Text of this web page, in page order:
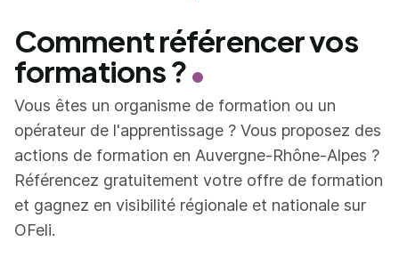
Comment référencer vos
formations ?
Vous êtes un organisme de formation ou un
opérateur de l'apprentissage ? Vous proposez des
actions de formation en Auvergne-Rhône-Alpes ?
Référencez gratuitement votre offre de formation
et gagnez en visibilité régionale et nationale sur
OFeli.